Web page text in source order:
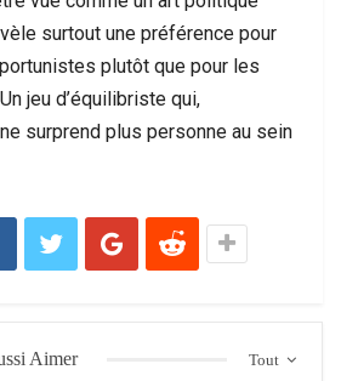
surtout une préférence pour
plutôt que pour les
jeu d’équilibriste qui,
surprend plus personne au sein
Tout
Aimer